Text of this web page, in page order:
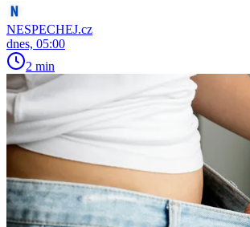
NESPECHEJ.cz
dnes, 05:00
2 min